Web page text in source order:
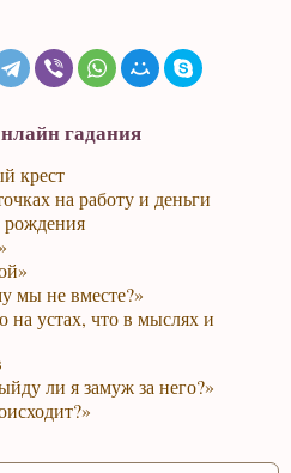
гадания
крест
на работу и деньги
рождения
мы не вместе?»
на устах, что в мыслях и
ли я замуж за него?»